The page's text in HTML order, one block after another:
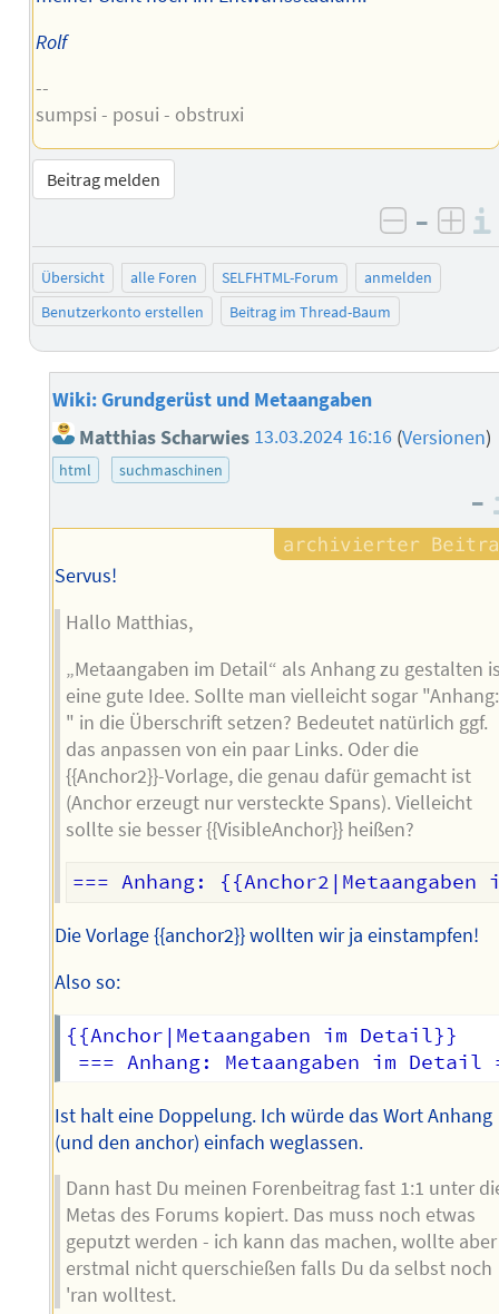
Rolf
--
sumpsi - posui - obstruxi
Beitrag melden
negativ
–
Übersicht alle Foren SELFHTML-Forum
anmelden
Benutzerkonto erstellen
Beitrag im Thread-Baum
Wiki: Grundgerüst und Metaangaben
Matthias Scharwies 13.03.2024 16:16 (Versionen)
html suchmaschinen
–
Servus!
Hallo Matthias,
„Metaangaben im Detail“ als Anhang zu gestalten
eine gute Idee. Sollte man vielleicht sogar "Anhang:
" in die Überschrift setzen? Bedeutet natürlich ggf.
das anpassen von ein paar Links. Oder die
{{Anchor2}}-Vorlage, die genau dafür gemacht ist
(Anchor erzeugt nur versteckte Spans). Vielleicht
sollte sie besser {{VisibleAnchor}} heißen?
Die Vorlage {{anchor2}} wollten wir ja einstampfen!
Also so:
{{Anchor|Metaangaben im Detail}}
Ist halt eine Doppelung. Ich würde das Wort Anhang
(und den anchor) einfach weglassen.
Dann hast Du meinen Forenbeitrag fast 1:1 unter
Metas des Forums kopiert. Das muss noch etwas
geputzt werden - ich kann das machen, wollte aber
erstmal nicht querschießen falls Du da selbst noch
'ran wolltest.